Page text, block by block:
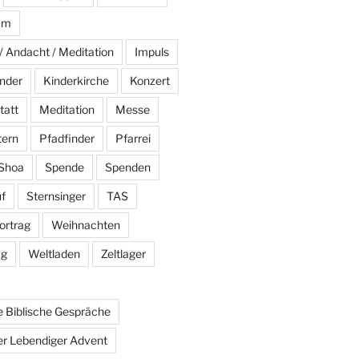
Andacht / Meditation Impuls
Kinderkirche Konzert
Meditation Messe
Pfadfinder Pfarrei
Spende Spenden
Sternsinger TAS
Weihnachten
Weltladen Zeltlager
Biblische Gespräche
Lebendiger Advent